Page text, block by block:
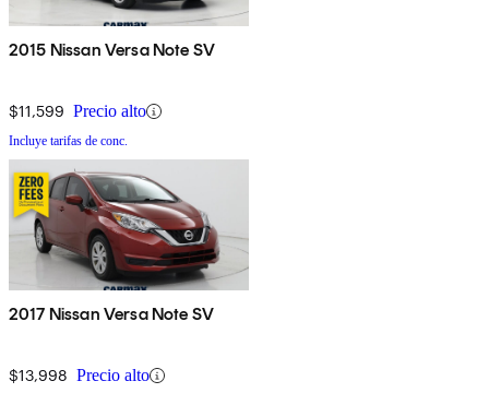
2015 Nissan Versa Note SV
$11,599 Precio alto
Incluye tarifas de conc.
2017 Nissan Versa Note SV
$13,998 Precio alto